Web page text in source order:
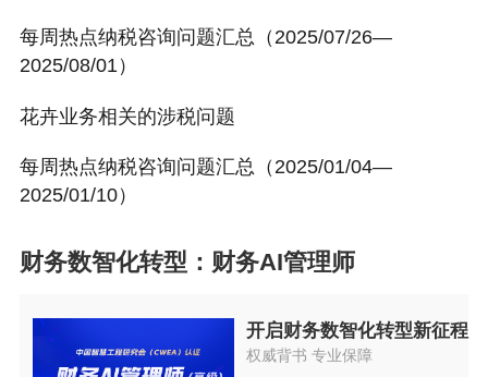
每周热点纳税咨询问题汇总（2025/07/26—
2025/08/01）
花卉业务相关的涉税问题
每周热点纳税咨询问题汇总（2025/01/04—
2025/01/10）
财务数智化转型：财务AI管理师
开启财务数智化转型新征程
权威背书 专业保障